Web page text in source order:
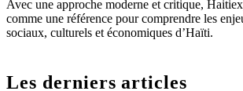
Avec une approche moderne et critique,
comme une référence pour comprendre les
sociaux, culturels et économiques d’Haïti.
Les derniers articles